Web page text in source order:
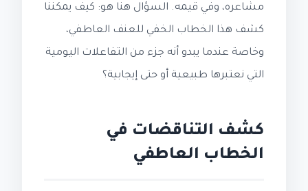
مشاعره، وفي قيمه. السؤال هنا هو: كيف يمكننا
كشف هذا الخطاب الخفي للعنف العاطفي،
وخاصة عندما يبدو أنه جزء من التفاعلات اليومية
التي نعتبرها طبيعية أو حتى إيجابية؟
كشف التناقضات في
الخطاب العاطفي